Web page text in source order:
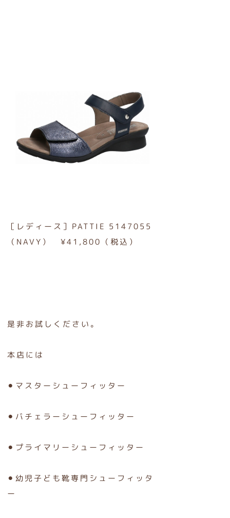
［レディース］PATTIE 5147055
（NAVY） ¥41,800（税込）
是非お試しください。
本店には
⚫︎マスターシューフィッター
⚫︎バチェラーシューフィッター
⚫︎プライマリーシューフィッター
⚫︎幼児子ども靴専門シューフィッタ
ー